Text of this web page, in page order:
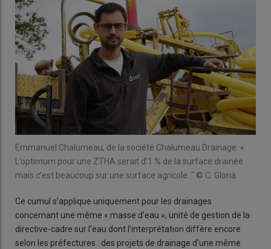
Emmanuel Chalumeau, de la société Chalumeau Drainage. «
L’optimum pour une ZTHA serait d’1 % de la surface drainée
mais c’est beaucoup sur une surface agricole. " © C. Gloria
Ce cumul s’applique uniquement pour les drainages
concernant une même « masse d’eau », unité de gestion de la
directive-cadre sur l’eau dont l’interprétation diffère encore
selon les préfectures : des projets de drainage d’une même